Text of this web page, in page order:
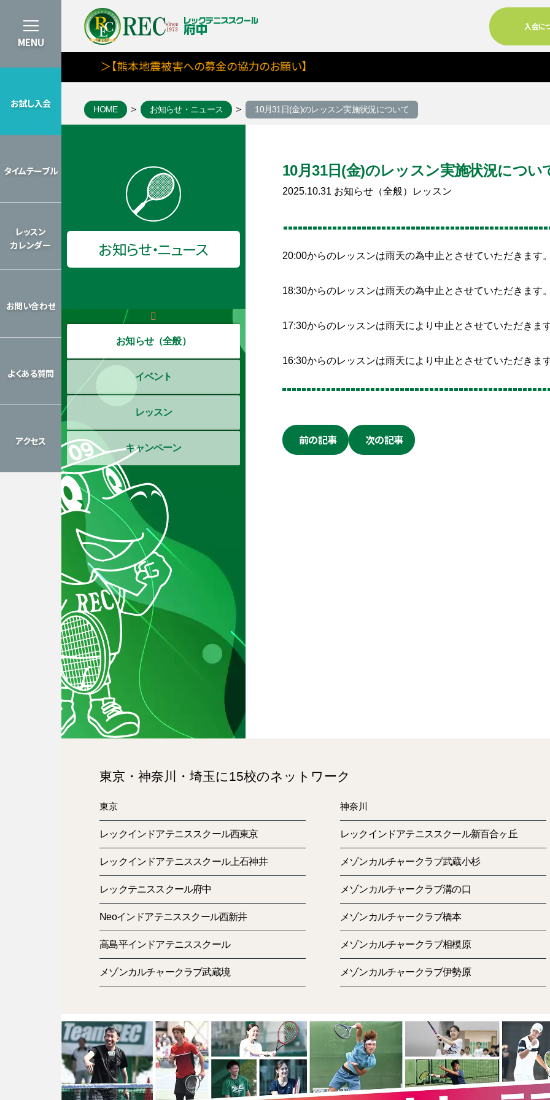
MENU
お試し入会
タイムテーブル
レッスン
カレンダー
お問い合わせ
よくある質問
アクセス
入会に
＞【熊本地震被害への募金の協力のお願い】
HOME お知らせ・ニュース 10月31日(金)のレッスン実施状況について
お知らせ・ニュース
お知らせ（全般）
イベント
レッスン
キャンペーン
10月31日(金)のレッスン実施状況につい
2025.10.31 お知らせ（全般） レッスン
20:00からのレッスンは雨天の為中止とさせていただきます
18:30からのレッスンは雨天の為中止とさせていただきます
17:30からのレッスンは雨天により中止とさせていただきま
16:30からのレッスンは雨天により中止とさせていただきま
前の記事 次の記事
東京・神奈川・埼玉に15校のネットワーク
東京
レックインドアテニススクール西東京
レックインドアテニススクール上石神井
レックテニススクール府中
Neoインドアテニススクール西新井
高島平インドアテニススクール
メゾンカルチャークラブ武蔵境
神奈川
レックインドアテニススクール新百合ヶ丘
メゾンカルチャークラブ武蔵小杉
メゾンカルチャークラブ溝の口
メゾンカルチャークラブ橋本
メゾンカルチャークラブ相模原
メゾンカルチャークラブ伊勢原